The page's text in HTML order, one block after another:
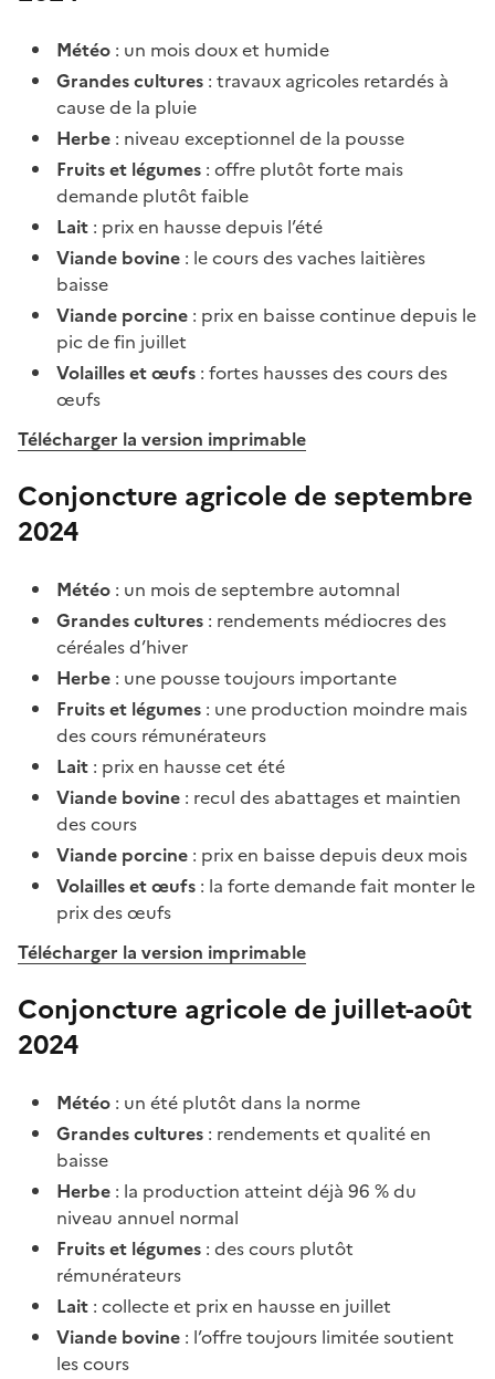
Météo : un mois doux et humide
Grandes cultures : travaux agricoles retardés à
cause de la pluie
Herbe : niveau exceptionnel de la pousse
Fruits et légumes : offre plutôt forte mais
demande plutôt faible
Lait : prix en hausse depuis l’été
Viande bovine : le cours des vaches laitières
baisse
Viande porcine : prix en baisse continue depuis le
pic de fin juillet
Volailles et œufs : fortes hausses des cours des
œufs
Télécharger la version imprimable
Conjoncture agricole de septembre
2024
Météo : un mois de septembre automnal
Grandes cultures : rendements médiocres des
céréales d’hiver
Herbe : une pousse toujours importante
Fruits et légumes : une production moindre mais
des cours rémunérateurs
Lait : prix en hausse cet été
Viande bovine : recul des abattages et maintien
des cours
Viande porcine : prix en baisse depuis deux mois
Volailles et œufs : la forte demande fait monter le
prix des œufs
Télécharger la version imprimable
Conjoncture agricole de juillet-août
2024
Météo : un été plutôt dans la norme
Grandes cultures : rendements et qualité en
baisse
Herbe : la production atteint déjà 96 % du
niveau annuel normal
Fruits et légumes : des cours plutôt
rémunérateurs
Lait : collecte et prix en hausse en juillet
Viande bovine : l’offre toujours limitée soutient
les cours